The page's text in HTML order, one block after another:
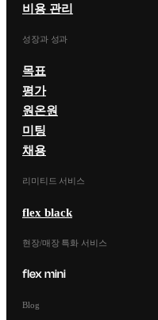
비용 관리
성장과 성과
목표
평가
원온원
미팅
채용
리미티드 서비스
flex black
현장/매장 특화 서비스
Blog